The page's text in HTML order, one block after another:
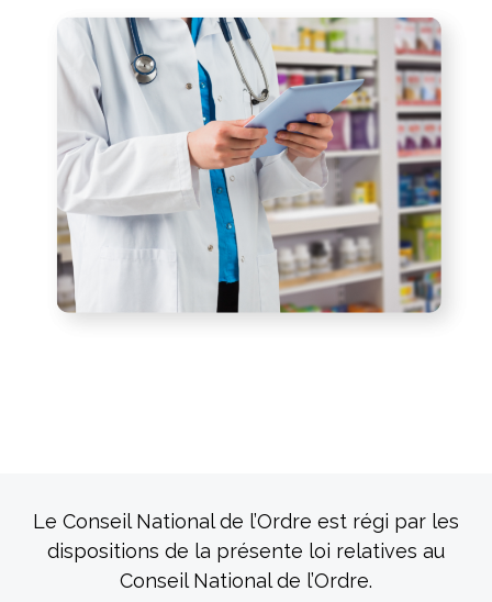
Le Conseil National de l’Ordre est régi par les
dispositions de la présente loi relatives au
Conseil National de l’Ordre.